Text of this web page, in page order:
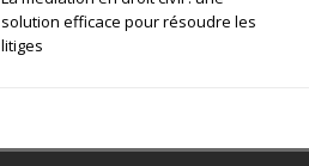
solution efficace pour résoudre les
litiges